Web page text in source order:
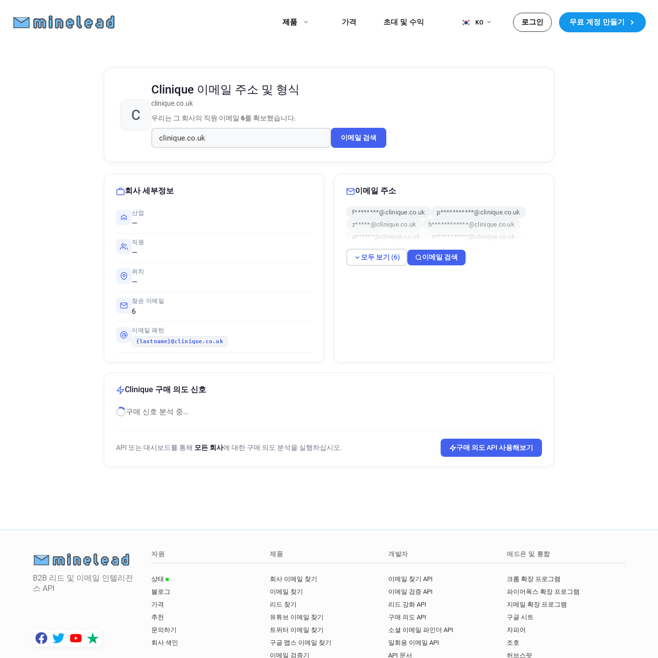
제품 가격 초대 및 수익 KO 로그인 무료 계정 만들기
C
Clinique 이메일 주소 및 형식
clinique.co.uk
우리는 그 회사의 직원 이메일 6를 확보했습니다.
이메일 검색
회사 세부정보
산업
—
직원
—
위치
—
찾은 이메일
6
이메일 패턴
{lastname}@clinique.co.uk
이메일 주소
f********@clinique.co.uk
p***********@clinique.co.uk
z*****@clinique.co.uk
b************@clinique.co.uk
a******@clinique.co.uk
n***********@clinique.co.uk
모두 보기 (6) 이메일 검색
Clinique 구매 의도 신호
구매 신호 분석 중…
API 또는 대시보드를 통해 모든 회사에 대한 구매 의도 분석을 실행하십시오. 구매 의도 API 사용해보기
B2B 리드 및 이메일 인텔리전
스 API
자원
상태
블로그
가격
추천
문의하기
회사 색인
제품
회사 이메일 찾기
이메일 찾기
리드 찾기
유튜브 이메일 찾기
트위터 이메일 찾기
구글 맵스 이메일 찾기
이메일 검증기
개발자
이메일 찾기 API
이메일 검증 API
리드 강화 API
구매 의도 API
소셜 이메일 파인더 API
일회용 이메일 API
API 문서
애드온 및 통합
크롬 확장 프로그램
파이어폭스 확장 프로그램
지메일 확장 프로그램
구글 시트
자피어
조호
허브스팟